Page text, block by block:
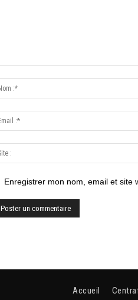
Enregistrer mon nom, email et site
Accueil